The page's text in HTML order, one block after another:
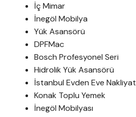
İç Mimar
İnegöl Mobilya
Yük Asansörü
DPFMac
Bosch Profesyonel Seri
Hidrolik Yük Asansörü
İstanbul Evden Eve Nakliyat
Konak Toplu Yemek
İnegöl Mobilyası